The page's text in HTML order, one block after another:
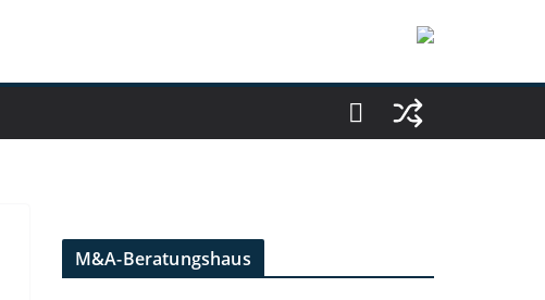
M&A-Beratungshaus